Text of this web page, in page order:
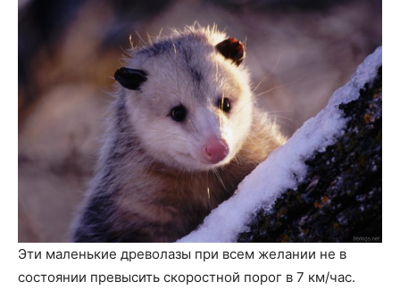
Эти маленькие древолазы при всем желании не в
состоянии превысить скоростной порог в 7 км/час.